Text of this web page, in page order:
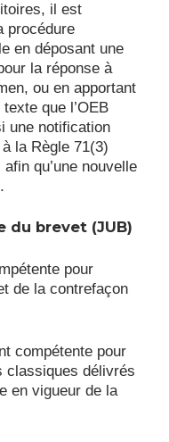
il est
procédure
en déposant une
la réponse à
ou en apportant
que l’OEB
une notification
la Règle 71(3)
qu’une nouvelle
du brevet (JUB)
pour
de la contrefaçon
compétente pour
classiques délivrés
en vigueur de la